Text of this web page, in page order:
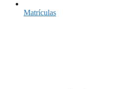
Matrículas